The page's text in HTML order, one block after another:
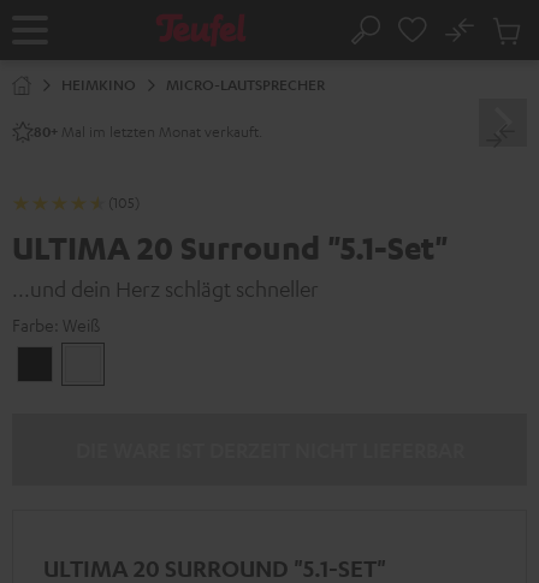
Startseite Suche
No
HEIMKINO MICRO-LAUTSPRECHER
80+ Mal im letzten Monat verkauft.
(105)
ULTIMA 20 Surround "5.1-Set"
...und dein Herz schlägt schneller
Farbe: Weiß
ULTIMA 20 SURROUND "5.1-SET"